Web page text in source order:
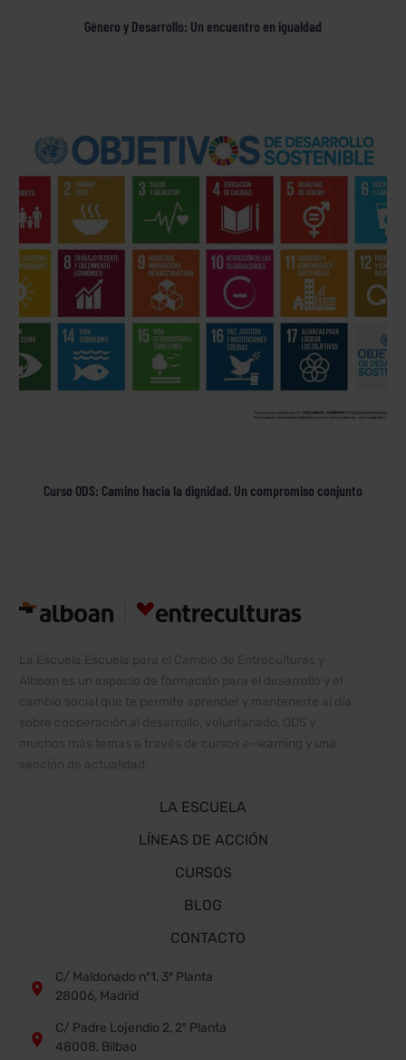
Género y Desarrollo: Un encuentro en igualdad
Curso ODS: Camino hacia la dignidad. Un compromiso conjunto
La Escuela Escuela para el Cambio de Entreculturas y
Alboan es un espacio de formación para el desarrollo y el
cambio social que te permite aprender y mantenerte al día
sobre cooperación al desarrollo, voluntariado, ODS y
muchos más temas a través de cursos e-learning y una
sección de actualidad.
LA ESCUELA
LÍNEAS DE ACCIÓN
CURSOS
BLOG
CONTACTO


C/ Maldonado nº1, 3ª Planta
28006, Madrid


C/ Padre Lojendio 2, 2º Planta
48008, Bilbao